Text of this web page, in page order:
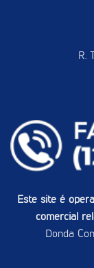
R.
Este site é
comercial
Donda